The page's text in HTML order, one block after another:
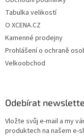
Tabulka velikostí
O XCENA.CZ
Kamenné prodejny
Prohlášení o ochraně
Velkoobchod
Odebírat
Vložte svůj e-mail a my
produktech na našem e-